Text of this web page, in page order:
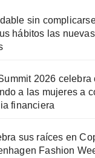
sin
hábitos las nuevas
2026 celebra
a las mujeres a
financiera
sus raíces en
Fashion